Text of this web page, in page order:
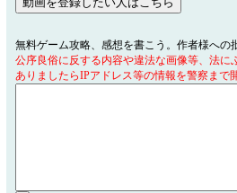
無料ゲーム攻略、感想を書こう。作者様への
公序良俗に反する内容や違法な画像等、法
ありましたらIPアドレス等の情報を警察まで